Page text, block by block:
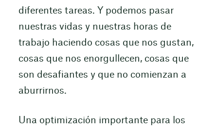
diferentes tareas. Y podemos pasar
nuestras vidas y nuestras horas de
trabajo haciendo cosas que nos gustan,
cosas que nos enorgullecen, cosas que
son desafiantes y que no comienzan a
aburrirnos.
Una optimización importante para los